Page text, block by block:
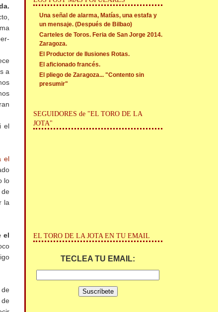
a
el
el
lo
de
la
el
de
Una señal de alarma, Matías, una estafa y
un mensaje. (Después de Bilbao)
Carteles de Toros. Feria de San Jorge 2014.
Zaragoza.
El Productor de Ilusiones Rotas.
El aficionado francés.
El pliego de Zaragoza... "Contento sin
presumir"
SEGUIDORES de "EL TORO DE LA
JOTA"
EL TORO DE LA JOTA EN TU EMAIL
TECLEA TU EMAIL: